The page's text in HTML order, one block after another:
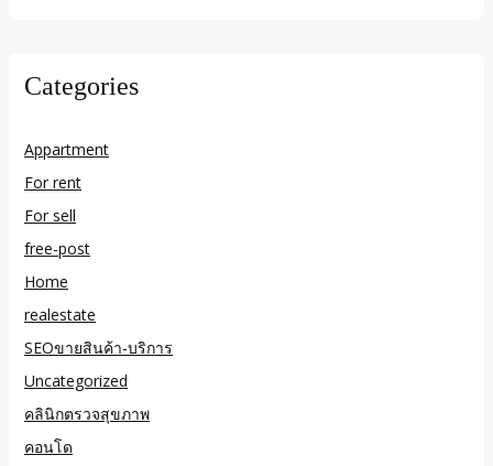
Categories
Appartment
For rent
For sell
free-post
Home
realestate
SEOขายสินค้า-บริการ
Uncategorized
คลินิกตรวจสุขภาพ
คอนโด